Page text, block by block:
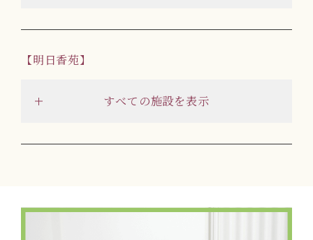
明日香苑
すべての施設を表示